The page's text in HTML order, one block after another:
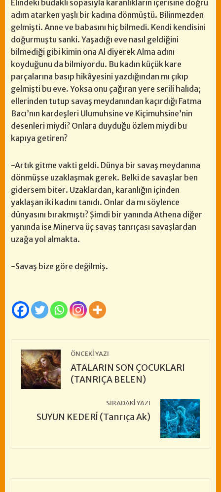
Elindeki budaklı sopasıyla karanlıkların içerisine doğru
adım atarken yaşlı bir kadına dönmüştü. Bilinmezden
gelmişti. Anne ve babasını hiç bilmedi. Kendi kendisini
doğurmuştu sanki. Yaşadığı eve nasıl geldiğini
bilmediği gibi kimin ona Al diyerek Alma adını
koyduğunu da bilmiyordu. Bu kadın küçük kare
parçalarına basıp hikâyesini yazdığından mı çıkıp
gelmişti bu eve. Yoksa onu çağıran yere serili halıda;
ellerinden tutup savaş meydanından kaçırdığı Fatma
Bacı’nın kardeşleri Ulumuhsine ve Kiçimuhsine’nin
desenleri miydi? Onlara duyduğu özlem miydi bu
kapıya getiren?
-Artık gitme vakti geldi. Dünya bir savaş meydanına
dönmüşse uzaklaşmak gerek. Belki de savaşlar ben
gidersem biter. Uzaklardan, karanlığın içinden
yaklaşan iki kadını tanıdı. Onlar da mı söylence
dünyasını bırakmıştı? Şimdi bir yanında Athena diğer
yanında ise Minerva üç savaş tanrıçası savaşlardan
uzağa yol almakta.
-Savaş bize göre değilmiş.
ÖNCEKI YAZI
ATALARIN SON ÇOCUKLARI
(TANRIÇA BELEN)
SIRADAKI YAZI
SUYUN KEDERİ (Tanrıça Ak)